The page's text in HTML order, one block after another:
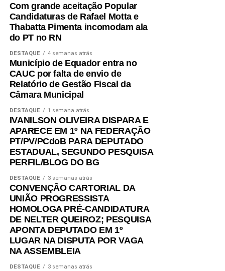
Com grande aceitação Popular
Candidaturas de Rafael Motta e
Thabatta Pimenta incomodam ala
do PT no RN
DESTAQUE 4 semanas atrás
Município de Equador entra no
CAUC por falta de envio de
Relatório de Gestão Fiscal da
Câmara Municipal
DESTAQUE 1 semana atrás
IVANILSON OLIVEIRA DISPARA E
APARECE EM 1º NA FEDERAÇÃO
PT/PV/PCdoB PARA DEPUTADO
ESTADUAL, SEGUNDO PESQUISA
PERFIL/BLOG DO BG
DESTAQUE 3 semanas atrás
CONVENÇÃO CARTORIAL DA
UNIÃO PROGRESSISTA
HOMOLOGA PRÉ-CANDIDATURA
DE NELTER QUEIROZ; PESQUISA
APONTA DEPUTADO EM 1º
LUGAR NA DISPUTA POR VAGA
NA ASSEMBLEIA
DESTAQUE 3 semanas atrás